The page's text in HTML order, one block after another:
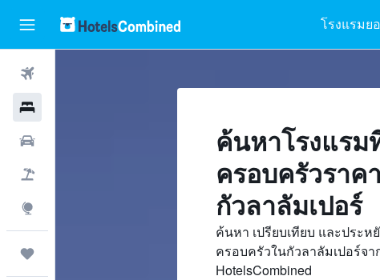
โรงแรมย
ค้นหาโรงแรม
ครอบครัวราค
กัวลาลัมเปอร์
ค้นหา เปรียบเทียบ และประ
ครอบครัวในกัวลาลัมเปอร์จ
HotelsCombined